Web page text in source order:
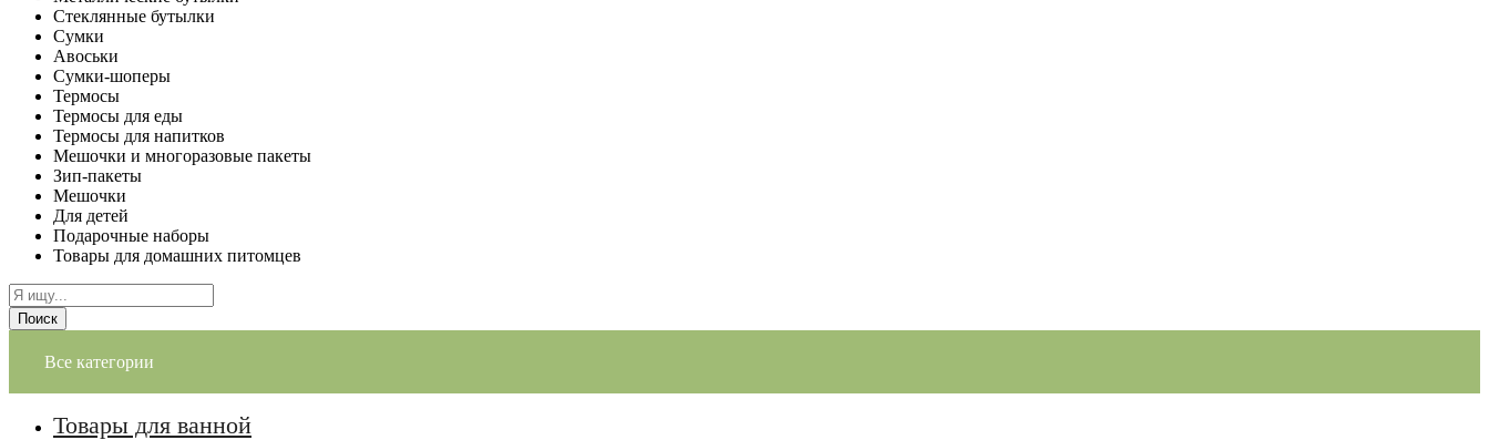
Стеклянные бутылки
Сумки
Авоськи
Сумки-шоперы
Термосы
Термосы для еды
Термосы для напитков
Мешочки и многоразовые пакеты
Зип-пакеты
Мешочки
Для детей
Подарочные наборы
Товары для домашних питомцев
Поиск
Все категории
Товары для ванной